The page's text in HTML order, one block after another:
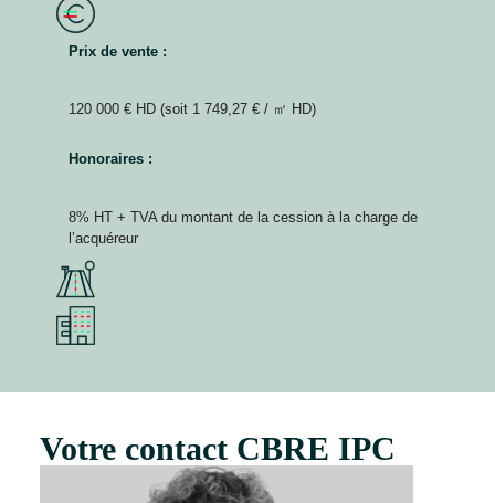
Prix de vente :
120 000 € HD (soit 1 749,27 € / ㎡ HD)
Honoraires :
8% HT + TVA du montant de la cession à la charge de
l’acquéreur
Votre contact CBRE IPC